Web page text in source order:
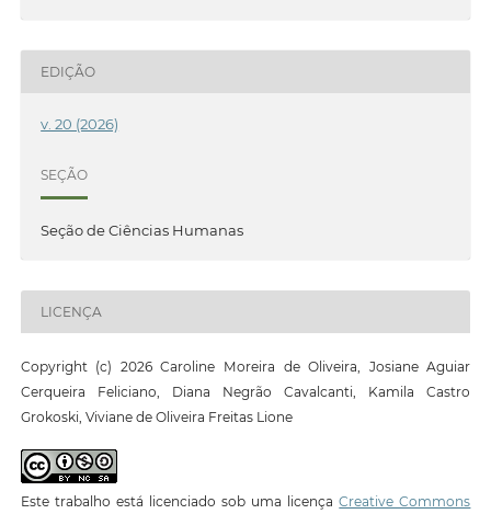
EDIÇÃO
v. 20 (2026)
SEÇÃO
Seção de Ciências Humanas
LICENÇA
Copyright (c) 2026 Caroline Moreira de Oliveira, Josiane Aguiar
Cerqueira Feliciano, Diana Negrão Cavalcanti, Kamila Castro
Grokoski, Viviane de Oliveira Freitas Lione
Este trabalho está licenciado sob uma licençaCreative Commons